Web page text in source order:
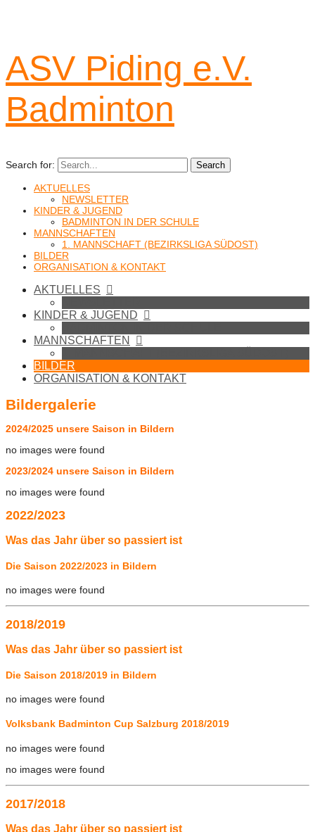
ASV Piding e.V.
Badminton
Search for: Search
AKTUELLES
NEWSLETTER
KINDER & JUGEND
BADMINTON IN DER SCHULE
MANNSCHAFTEN
1. MANNSCHAFT (BEZIRKSLIGA SÜDOST)
BILDER
ORGANISATION & KONTAKT
AKTUELLES
KINDER & JUGEND
MANNSCHAFTEN
BILDER
ORGANISATION & KONTAKT
Bildergalerie
2024/2025 unsere Saison in Bildern
no images were found
2023/2024 unsere Saison in Bildern
no images were found
2022/2023
Was das Jahr über so passiert ist
Die Saison 2022/2023 in Bildern
no images were found
2018/2019
Was das Jahr über so passiert ist
Die Saison 2018/2019 in Bildern
no images were found
Volksbank Badminton Cup Salzburg 2018/2019
no images were found
no images were found
2017/2018
Was das Jahr über so passiert ist